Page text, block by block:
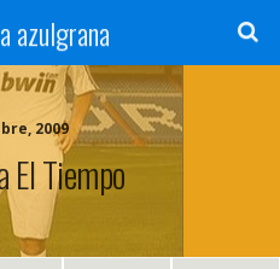
azulgrana
2009
El Tiempo